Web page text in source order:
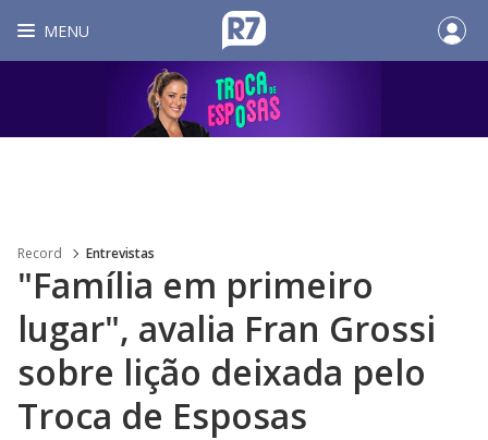
MENU
Record Entrevistas
"Família em primeiro
lugar", avalia Fran Grossi
sobre lição deixada pelo
Troca de Esposas